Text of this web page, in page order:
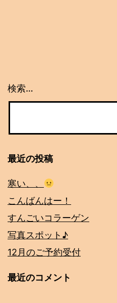
検索…
最近の投稿
寒い、、
こんばんはー！
すんごいコラーゲン
写真スポット♪
12月のご予約受付
最近のコメント